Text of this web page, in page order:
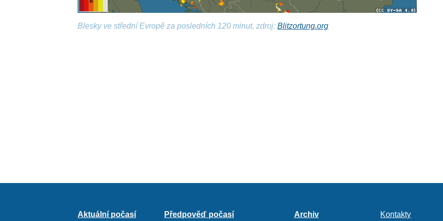
Blesky ve střední Evropě za posledních 120 minut, zdroj:Blitzortung.org
Aktuální počasí Předpověď počasí Archiv Kontakty